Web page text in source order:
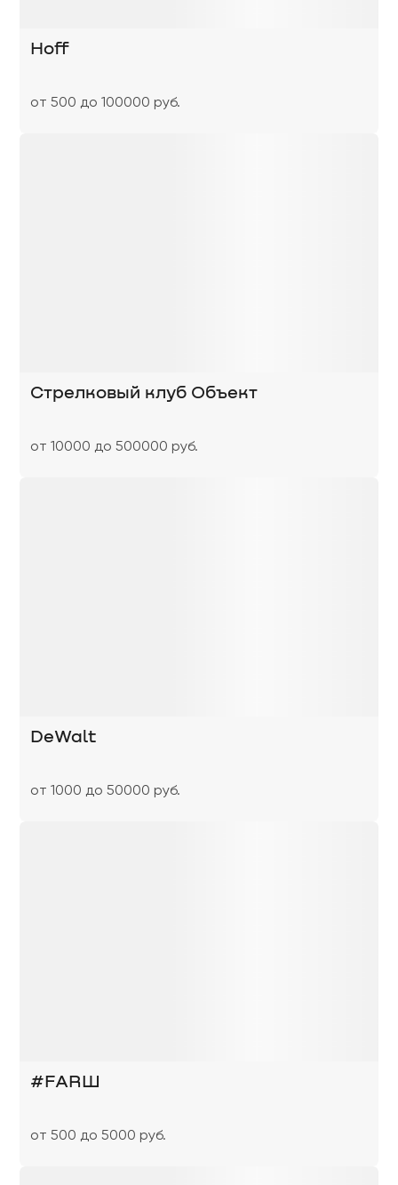
Hoff
от 500 до 100000 руб.
Стрелковый клуб Объект
от 10000 до 500000 руб.
DeWalt
от 1000 до 50000 руб.
#FARШ
от 500 до 5000 руб.